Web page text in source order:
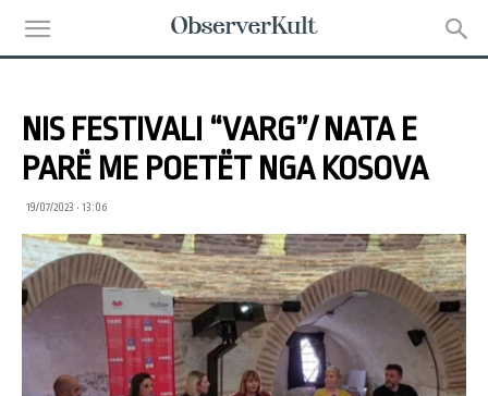
NIS FESTIVALI “VARG”/ NATA E
PARË ME POETËT NGA KOSOVA
19/07/2023 • 13:06